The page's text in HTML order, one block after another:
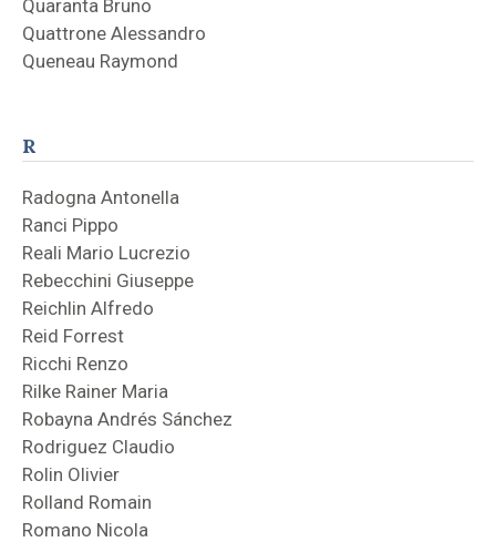
Quaranta Bruno
Quattrone Alessandro
Queneau Raymond
R
Radogna Antonella
Ranci Pippo
Reali Mario Lucrezio
Rebecchini Giuseppe
Reichlin Alfredo
Reid Forrest
Ricchi Renzo
Rilke Rainer Maria
Robayna Andrés Sánchez
Rodriguez Claudio
Rolin Olivier
Rolland Romain
Romano Nicola